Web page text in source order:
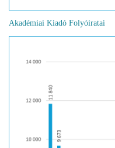
Akadémiai Kiadó Folyóiratai